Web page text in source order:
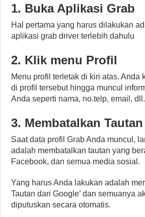
1. Buka Aplikasi Grab
Hal pertama yang harus dilakukan
aplikasi grab driver terlebih dahulu
2. Klik menu Profil
Menu profil terletak di kiri atas. Anda
di profil tersebut hingga muncul
Anda seperti nama, no.telp, email, dll.
3. Membatalkan Tautan
Saat data profil Grab Anda muncul,
adalah membatalkan tautan yang
Facebook, dan semua media sosial.
Yang harus Anda lakukan adalah
Tautan dari Google’ dan semuanya
diputuskan secara otomatis.